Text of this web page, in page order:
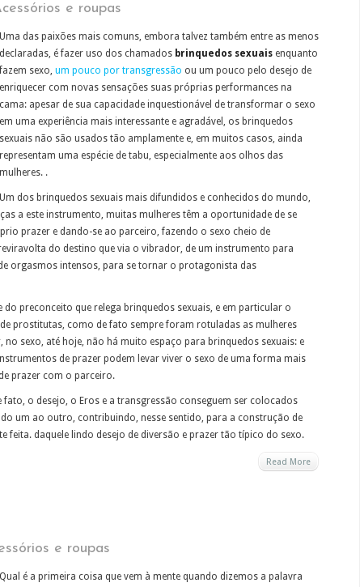
e roupas
Uma das paixões mais comuns, embora talvez também entre as menos
declaradas, é fazer uso dos chamados brinquedos sexuais enquanto
fazem sexo, um pouco por transgressão ou um pouco pelo desejo de
enriquecer com novas sensações suas próprias performances na
cama: apesar de sua capacidade inquestionável de transformar o sexo
em uma experiência mais interessante e agradável, os brinquedos
sexuais não são usados ​​tão amplamente e, em muitos casos, ainda
representam uma espécie de tabu, especialmente aos olhos das
mulheres. .
Um dos brinquedos sexuais mais difundidos e conhecidos do mundo,
a este instrumento, muitas mulheres têm a oportunidade de se
prazer e dando-se ao parceiro, fazendo o sexo cheio de
do destino que via o vibrador, de um instrumento para
orgasmos intensos, para se tornar o protagonista das
preconceito que relega brinquedos sexuais, e em particular o
prostitutas, como de fato sempre foram rotuladas as mulheres
no sexo, até hoje, não há muito espaço para brinquedos sexuais: e
de prazer podem levar viver o sexo de uma forma mais
prazer com o parceiro.
o desejo, o Eros e a transgressão conseguem ser colocados
um ao outro, contribuindo, nesse sentido, para a construção de
feita. daquele lindo desejo de diversão e prazer tão típico do sexo.
Read More
e roupas
Qual é a primeira coisa que vem à mente quando dizemos a palavra